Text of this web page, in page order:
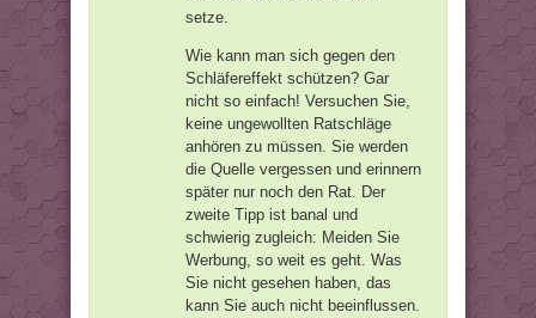
setze.
Wie kann man sich gegen den
Schläfereffekt schützen? Gar
nicht so einfach! Versuchen Sie,
keine ungewollten Ratschläge
anhören zu müssen. Sie werden
die Quelle vergessen und erinnern
später nur noch den Rat. Der
zweite Tipp ist banal und
schwierig zugleich: Meiden Sie
Werbung, so weit es geht. Was
Sie nicht gesehen haben, das
kann Sie auch nicht beeinflussen.